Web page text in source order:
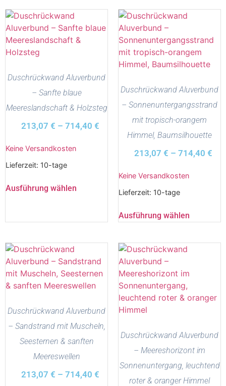
Duschrückwand Aluverbund
– Sanfte blaue
Meereslandschaft & Holzsteg
213,07 € – 714,40 €
Keine Versandkosten
Lieferzeit: 10-tage
Ausführung wählen
Duschrückwand Aluverbund
– Sonnenuntergangsstrand
mit tropisch-orangem
Himmel, Baumsilhouette
213,07 € – 714,40 €
Keine Versandkosten
Lieferzeit: 10-tage
Ausführung wählen
Duschrückwand Aluverbund
– Sandstrand mit Muscheln,
Seesternen & sanften
Meereswellen
213,07 € – 714,40 €
Duschrückwand Aluverbund
– Meereshorizont im
Sonnenuntergang, leuchtend
roter & oranger Himmel